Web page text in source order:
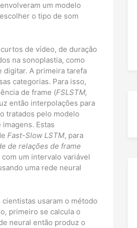
um modelo
o tipo de som
de vídeo, de duração
na sonoplastia, como
digitar. A primeira tarefa
categorias. Para isso,
de frame (FSLSTM,
então interpolações para
tratados pelo modelo
Estas
Fast-Slow LSTM, para
de relações de frame
um intervalo variável
uma rede neural
usaram o método
primeiro se calcula o
neural então produz o